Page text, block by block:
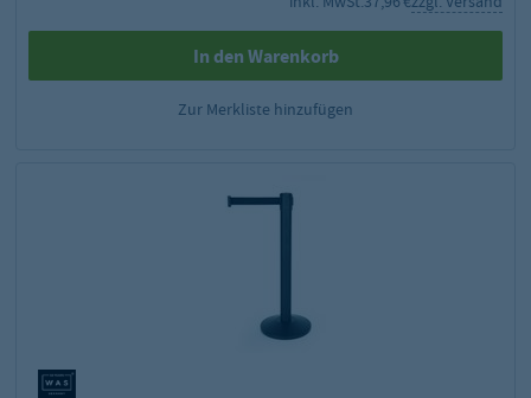
In den Warenkorb
Zur Merkliste hinzufügen